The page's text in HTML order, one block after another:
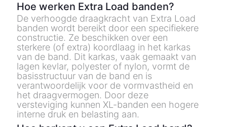
Hoe werken Extra Load banden?
De verhoogde draagkracht van Extra Load
banden wordt bereikt door een specifiekere
constructie. Ze beschikken over een
sterkere (of extra) koordlaag in het karkas
van de band. Dit karkas, vaak gemaakt van
lagen kevlar, polyester of nylon, vormt de
basisstructuur van de band en is
verantwoordelijk voor de vormvastheid en
het draagvermogen. Door deze
versteviging kunnen XL-banden een hogere
interne druk en belasting aan.